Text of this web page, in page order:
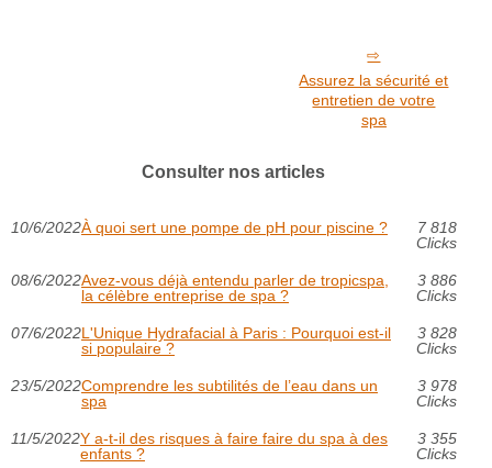
Assurez la sécurité et
entretien de votre
spa
Consulter nos articles
10/6/2022À quoi sert une pompe de pH pour piscine ?
7 818
Clicks
08/6/2022Avez-vous déjà entendu parler de tropicspa,
la célèbre entreprise de spa ?
3 886
Clicks
07/6/2022L'Unique Hydrafacial à Paris : Pourquoi est-il
si populaire ?
3 828
Clicks
23/5/2022Comprendre les subtilités de l’eau dans un
spa
3 978
Clicks
11/5/2022Y a-t-il des risques à faire faire du spa à des
enfants ?
3 355
Clicks